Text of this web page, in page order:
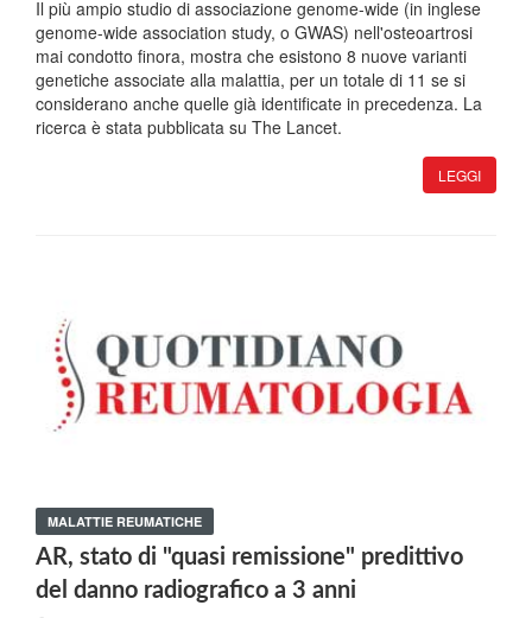
Il più ampio studio di associazione genome-wide (in inglese
genome-wide association study, o GWAS) nell'osteoartrosi
mai condotto finora, mostra che esistono 8 nuove varianti
genetiche associate alla malattia, per un totale di 11 se si
considerano anche quelle già identificate in precedenza. La
ricerca è stata pubblicata su The Lancet.
LEGGI
MALATTIE REUMATICHE
AR, stato di "quasi remissione" predittivo
del danno radiografico a 3 anni